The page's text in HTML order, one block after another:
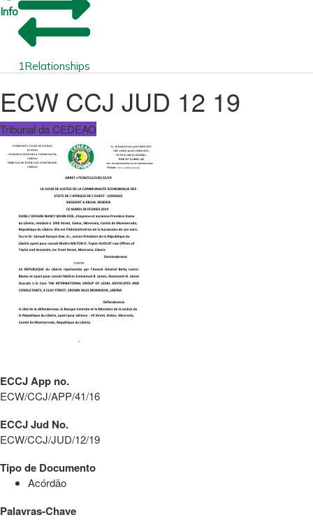
Info
1Relationships
ECW CCJ JUD 12 19
Tribunal da CEDEAO
ECCJ App no.
ECW/CCJ/APP/41/16
ECCJ Jud No.
ECW/CCJ/JUD/12/19
Tipo de Documento
Acórdão
Palavras-Chave